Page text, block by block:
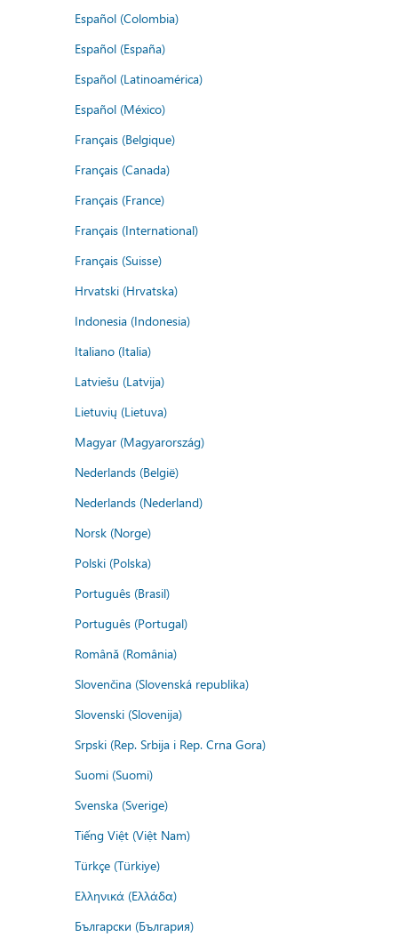
Español (Colombia)
Español (España)
Español (Latinoamérica)
Español (México)
Français (Belgique)
Français (Canada)
Français (France)
Français (International)
Français (Suisse)
Hrvatski (Hrvatska)
Indonesia (Indonesia)
Italiano (Italia)
Latviešu (Latvija)
Lietuvių (Lietuva)
Magyar (Magyarország)
Nederlands (België)
Nederlands (Nederland)
Norsk (Norge)
Polski (Polska)
Português (Brasil)
Português (Portugal)
Română (România)
Slovenčina (Slovenská republika)
Slovenski (Slovenija)
Srpski (Rep. Srbija i Rep. Crna Gora)
Suomi (Suomi)
Svenska (Sverige)
Tiếng Việt (Việt Nam)
Türkçe (Türkiye)
Ελληνικά (Ελλάδα)
Български (България)